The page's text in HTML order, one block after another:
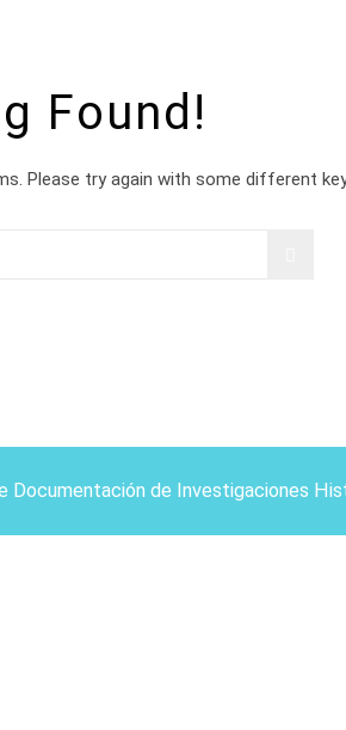
Found!
Please try again with some different
Documentación de Investigaciones